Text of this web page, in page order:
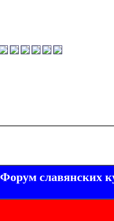
Форум славянских